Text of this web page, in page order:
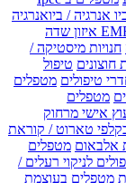
אנרגיה / ביואנרגיה
טיפולי EMF איזון שדה
חנויות מיסטיקה /
חוצונים טיפול
טיפולים מטפלים
מטפלים
אישי מרחוק
טארוט / קוראת
אלבאום מטפלים
לניקוי רעלים /
מטפלים בעוצמת